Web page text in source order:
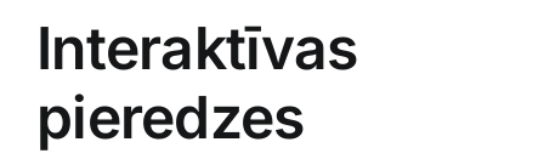
Interaktīvas
pieredzes